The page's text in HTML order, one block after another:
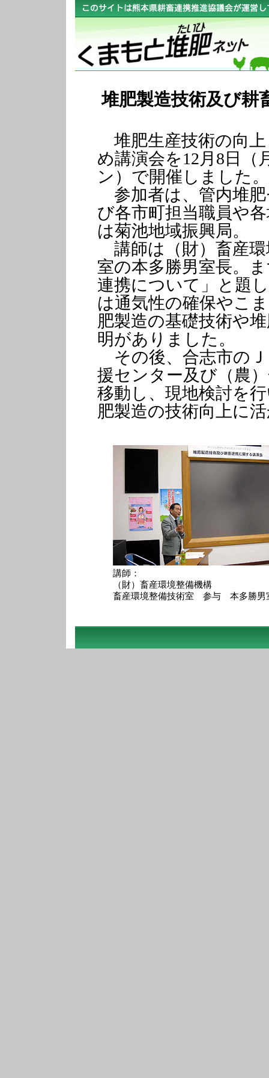
堆肥製造技術及び耕
堆肥生産技術の向
め講演会を12月8日（
ン）で開催しました。
参加者は、管内堆肥
び各市町担当職員や
は菊池地域振興局。
講師は（財）畜産環
室の本多勝男室長。
連携について」と題
は通気性の確保やこ
肥製造の基礎技術や
明がありました。
その後、合志市の
援センター及び（農
移動し、現地検討を
肥製造の技術向上に
講師：
（財）畜産環境整備機構
畜産環境整備技術室 参与 本多勝男